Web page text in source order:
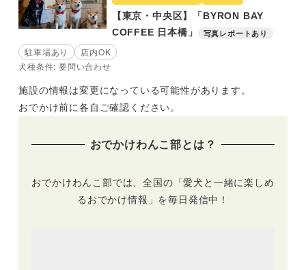
【東京・中央区】「BYRON BAY
COFFEE 日本橋」
写真レポートあり
駐車場あり
店内OK
犬種条件: 要問い合わせ
施設の情報は変更になっている可能性があります。
おでかけ前に各自ご確認ください。
おでかけわんこ部とは？
おでかけわんこ部では、全国の「愛犬と一緒に楽しめ
るおでかけ情報」を毎日発信中！